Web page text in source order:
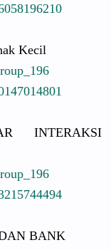
Kecil
INTERAKSI
BANK